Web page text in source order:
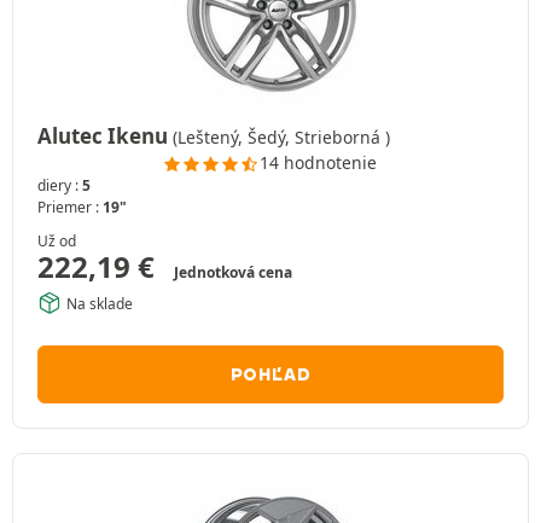
Alutec Ikenu (Leštený, Šedý, Strieborná )
14 hodnotenie
diery :5
Priemer : 19"
Už od
222,19 €
Jednotková cena
Na sklade
POHĽAD